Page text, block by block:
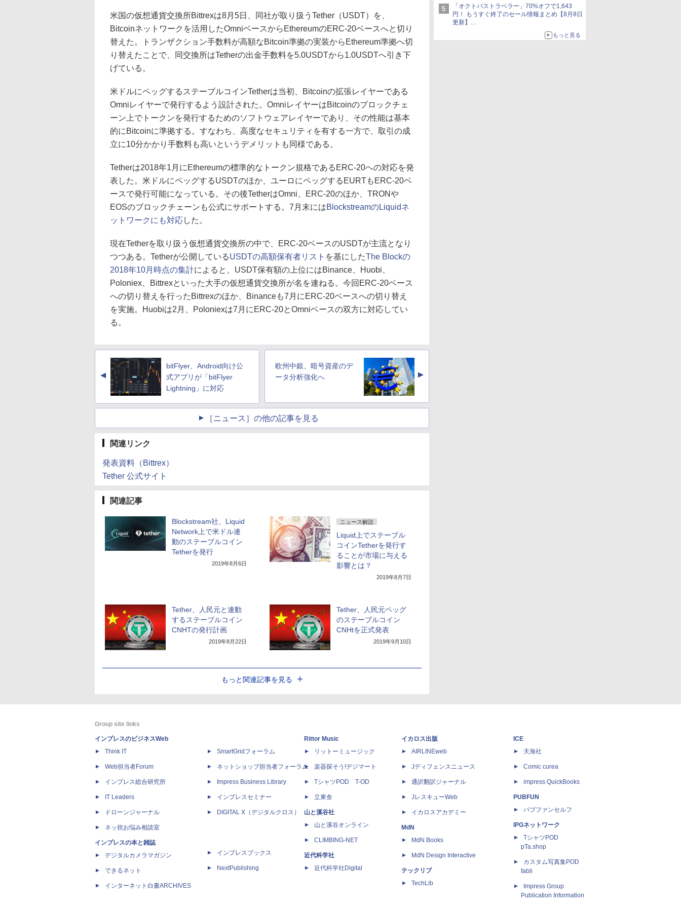
「オクトパストラベラー」70%オフで1,643
円！ もうすぐ終了のセール情報まとめ【8月8日
更新】
ニンテンドーeショップでは「大神 絶景版」が
もっと見る
米国の仮想通貨交換所Bittrexは8月5日、同社が取り扱うTether（USDT）を、
Bitcoinネットワークを活用したOmniベースからEthereumのERC-20ベースへと切り
替えた。トランザクション手数料が高額なBitcoin準拠の実装からEthereum準拠へ切
り替えたことで、同交換所はTetherの出金手数料を5.0USDTから1.0USDTへ引き下
げている。
米ドルにペッグするステーブルコインTetherは当初、Bitcoinの拡張レイヤーである
Omniレイヤーで発行するよう設計された。OmniレイヤーはBitcoinのブロックチェ
ーン上でトークンを発行するためのソフトウェアレイヤーであり、その性能は基本
的にBitcoinに準拠する。すなわち、高度なセキュリティを有する一方で、取引の成
立に10分かかり手数料も高いというデメリットも同様である。
Tetherは2018年1月にEthereumの標準的なトークン規格であるERC-20への対応を発
表した。米ドルにペッグするUSDTのほか、ユーロにペッグするEURTもERC-20ベ
ースで発行可能になっている。その後TetherはOmni、ERC-20のほか、TRONや
EOSのブロックチェーンも公式にサポートする。7月末にはBlockstreamのLiquidネ
ットワークにも対応した。
現在Tetherを取り扱う仮想通貨交換所の中で、ERC-20ベースのUSDTが主流となり
つつある。Tetherが公開しているUSDTの高額保有者リスト を基にしたThe Blockの
2018年10月時点の集計によると、USDT保有額の上位にはBinance、Huobi、
Poloniex、Bittrexといった大手の仮想通貨交換所が名を連ねる。今回ERC-20ベース
への切り替えを行ったBittrexのほか、Binanceも7月にERC-20ベースへの切り替え
を実施。Huobiは2月、Poloniexは7月にERC-20とOmniベースの双方に対応してい
る。
▲
bitFlyer、Android向け公
式アプリが「bitFlyer
Lightning」に対応
欧州中銀、暗号資産のデ
ータ分析強化へ
▲
［ニュース］の他の記事を見る
関連リンク
発表資料（Bittrex）
Tether 公式サイト
関連記事
Blockstream社、Liquid
Network上で米ドル連
動のステーブルコイン
Tetherを発行
2019年8月6日
ニュース解説
Liquid上でステーブル
コインTetherを発行す
ることが市場に与える
影響とは？
2019年8月7日
Tether、人民元と連動
するステーブルコイン
CNHTの発行計画
2019年8月22日
Tether、人民元ペッグ
のステーブルコイン
CNHtを正式発表
2019年9月10日
もっと関連記事を見る
Group site links
インプレスのビジネスWeb
Think IT
Web担当者Forum
インプレス総合研究所
IT Leaders
ドローンジャーナル
ネッ担お悩み相談室
インプレスの本と雑誌
デジタルカメラマガジン
できるネット
インターネット白書ARCHIVES
SmartGridフォーラム
ネットショップ担当者フォーラム
Impress Business Library
インプレスセミナー
DIGITAL X（デジタルクロス）
インプレスブックス
NextPublishing
Rittor Music
リットーミュージック
楽器探そう!デジマート
TシャツPOD T-OD
立東舎
山と溪谷社
山と溪谷オンライン
CLIMBING-NET
近代科学社
近代科学社Digital
イカロス出版
AIRLINEweb
Jディフェンスニュース
通訳翻訳ジャーナル
JレスキューWeb
イカロスアカデミー
MdN
MdN Books
MdN Design Interactive
テックリブ
TechLib
ICE
天海社
Comic curea
impress QuickBooks
PUBFUN
パブファンセルフ
IPGネットワーク
TシャツPOD
pTa.shop
カスタム写真集POD
fabli
Impress Group
Publication Information